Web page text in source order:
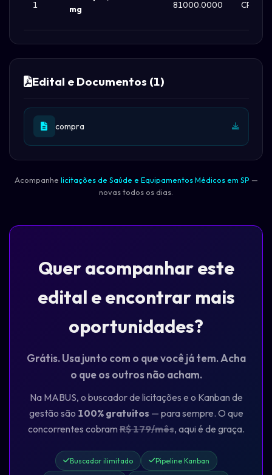
1
mg
81000.0000 CP
Edital e Documentos (1)
compra
Acompanhe licitações de Saúde e Equipamentos Médicos em SP —
novas todos os dias.
Quer acompanhar este
edital e encontrar mais
oportunidades?
Grátis. Usa junto com o que você já tem. Acha
o que os outros não acham.
Na MABUS, o buscador de licitações e o Kanban de
gestão são 100% gratuitos — para sempre. O que
concorrentes cobramR$ 179/mês, aqui é de graça.
Buscador ilimitado Pipeline Kanban